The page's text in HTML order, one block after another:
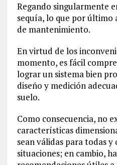
Regando singularmente
sequía, lo que por último
de mantenimiento.
En virtud de los
momento, es fácil
lograr un sistema bien
diseño y medición
suelo.
Como consecuencia, no
características
sean válidas para todas y
situaciones; en cambio,